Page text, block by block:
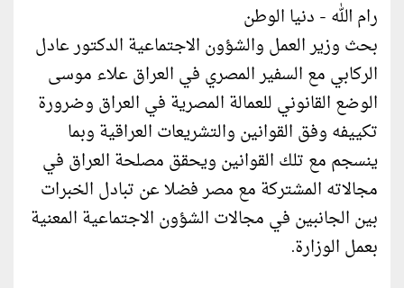
رام الله - دنيا الوطن
بحث وزير العمل والشؤون الاجتماعية الدكتور عادل
الركابي مع السفير المصري في العراق علاء موسى
الوضع القانوني للعمالة المصرية في العراق وضرورة
تكييفه وفق القوانين والتشريعات العراقية وبما
ينسجم مع تلك القوانين ويحقق مصلحة العراق في
مجالاته المشتركة مع مصر فضلا عن تبادل الخبرات
بين الجانبين في مجالات الشؤون الاجتماعية المعنية
بعمل الوزارة.